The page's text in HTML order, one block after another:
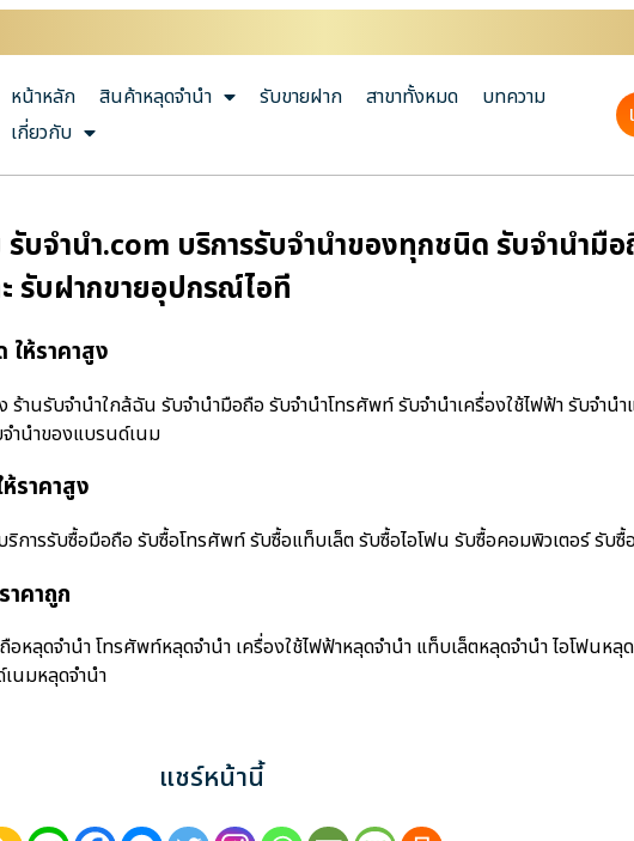
หน้าหลัก สินค้าหลุดจำนำ รับขายฝาก สาขาทั้งหมด
บทความ
เกี่ยวกับ
บจํานํา.com บริการรับจำนำของทุกชนิด รับจำนำมื
รับฝากขายอุปกรณ์ไอที
ให้ราคาสูง
านรับจํานําใกล้ฉัน รับจำนำมือถือ รับจำนำโทรศัพท์ รับจำนำเครื่องใช้ไฟฟ้า รับจำน
จำนำของแบรนด์เนม
ราคาสูง
การรับซื้อมือถือ รับซื้อโทรศัพท์ รับซื้อแท็บเล็ต รับซื้อไอโฟน รับซื้อคอมพิวเตอร์ รับ
าคาถูก
หลุดจำนำ โทรศัพท์หลุดจำนำ เครื่องใช้ไฟฟ้าหลุดจำนำ แท็บเล็ตหลุดจำนำ ไอโฟนห
นมหลุดจำนำ
แชร์หน้านี้